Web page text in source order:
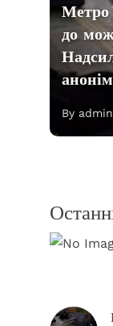
Метро
до
By